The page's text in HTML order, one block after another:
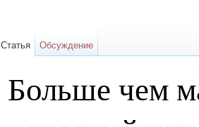
Больше чем
Статья Обсуждение